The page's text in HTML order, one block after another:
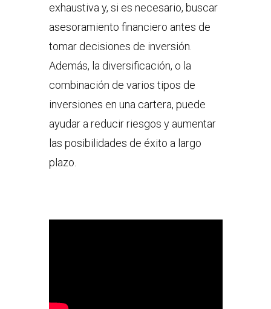
exhaustiva y, si es necesario, buscar
asesoramiento financiero antes de
tomar decisiones de inversión.
Además, la diversificación, o la
combinación de varios tipos de
inversiones en una cartera, puede
ayudar a reducir riesgos y aumentar
las posibilidades de éxito a largo
plazo.